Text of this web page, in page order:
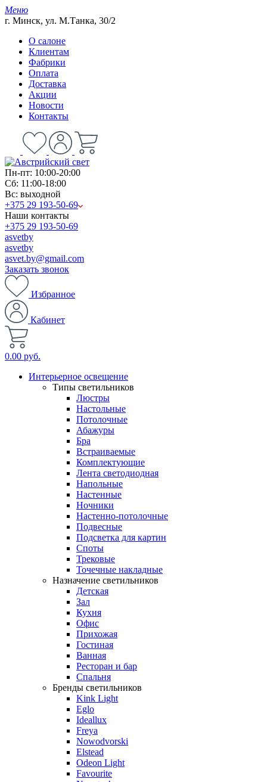
Меню
г. Минск, ул. М.Танка, 30/2
О салоне
Клиентам
Фабрики
Оплата
Доставка
Акции
Новости
Контакты
Пн-пт: 10:00-20:00
Сб: 11:00-18:00
Вс: выходной
+375 29 193-50-69
Наши контакты
+375 29 193-50-69
asvetby
asvetby
asvet.by@gmail.com
Заказать звонок
Избранное
Кабинет
0.00 руб.
Интерьерное освещение
Типы светильников
Люстры
Настольные
Потолочные
Абажуры
Бра
Встраиваемые
Комплектующие
Лента светодиодная
Напольные
Настенные
Ночники
Настенно-потолочные
Подвесные
Подсветка для картин
Споты
Трековые
Точечные накладные
Назначение светильников
Детская
Зал
Кухня
Офис
Прихожая
Гостиная
Ванная
Ресторан и бар
Спальня
Бренды светильников
Kink Light
Eglo
Ideallux
Freya
Nowodvorski
Elstead
Odeon Light
Favourite